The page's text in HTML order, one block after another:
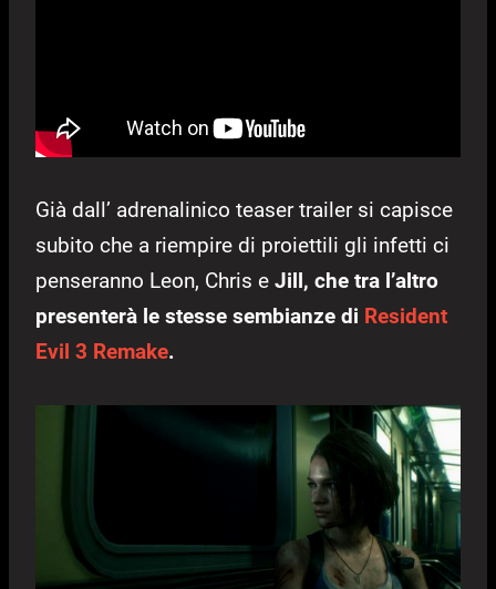
Già dall’ adrenalinico teaser trailer si capisce
subito che a riempire di proiettili gli infetti ci
penseranno Leon, Chris e Jill, che tra l’altro
presenterà le stesse sembianze di Resident
Evil 3 Remake.